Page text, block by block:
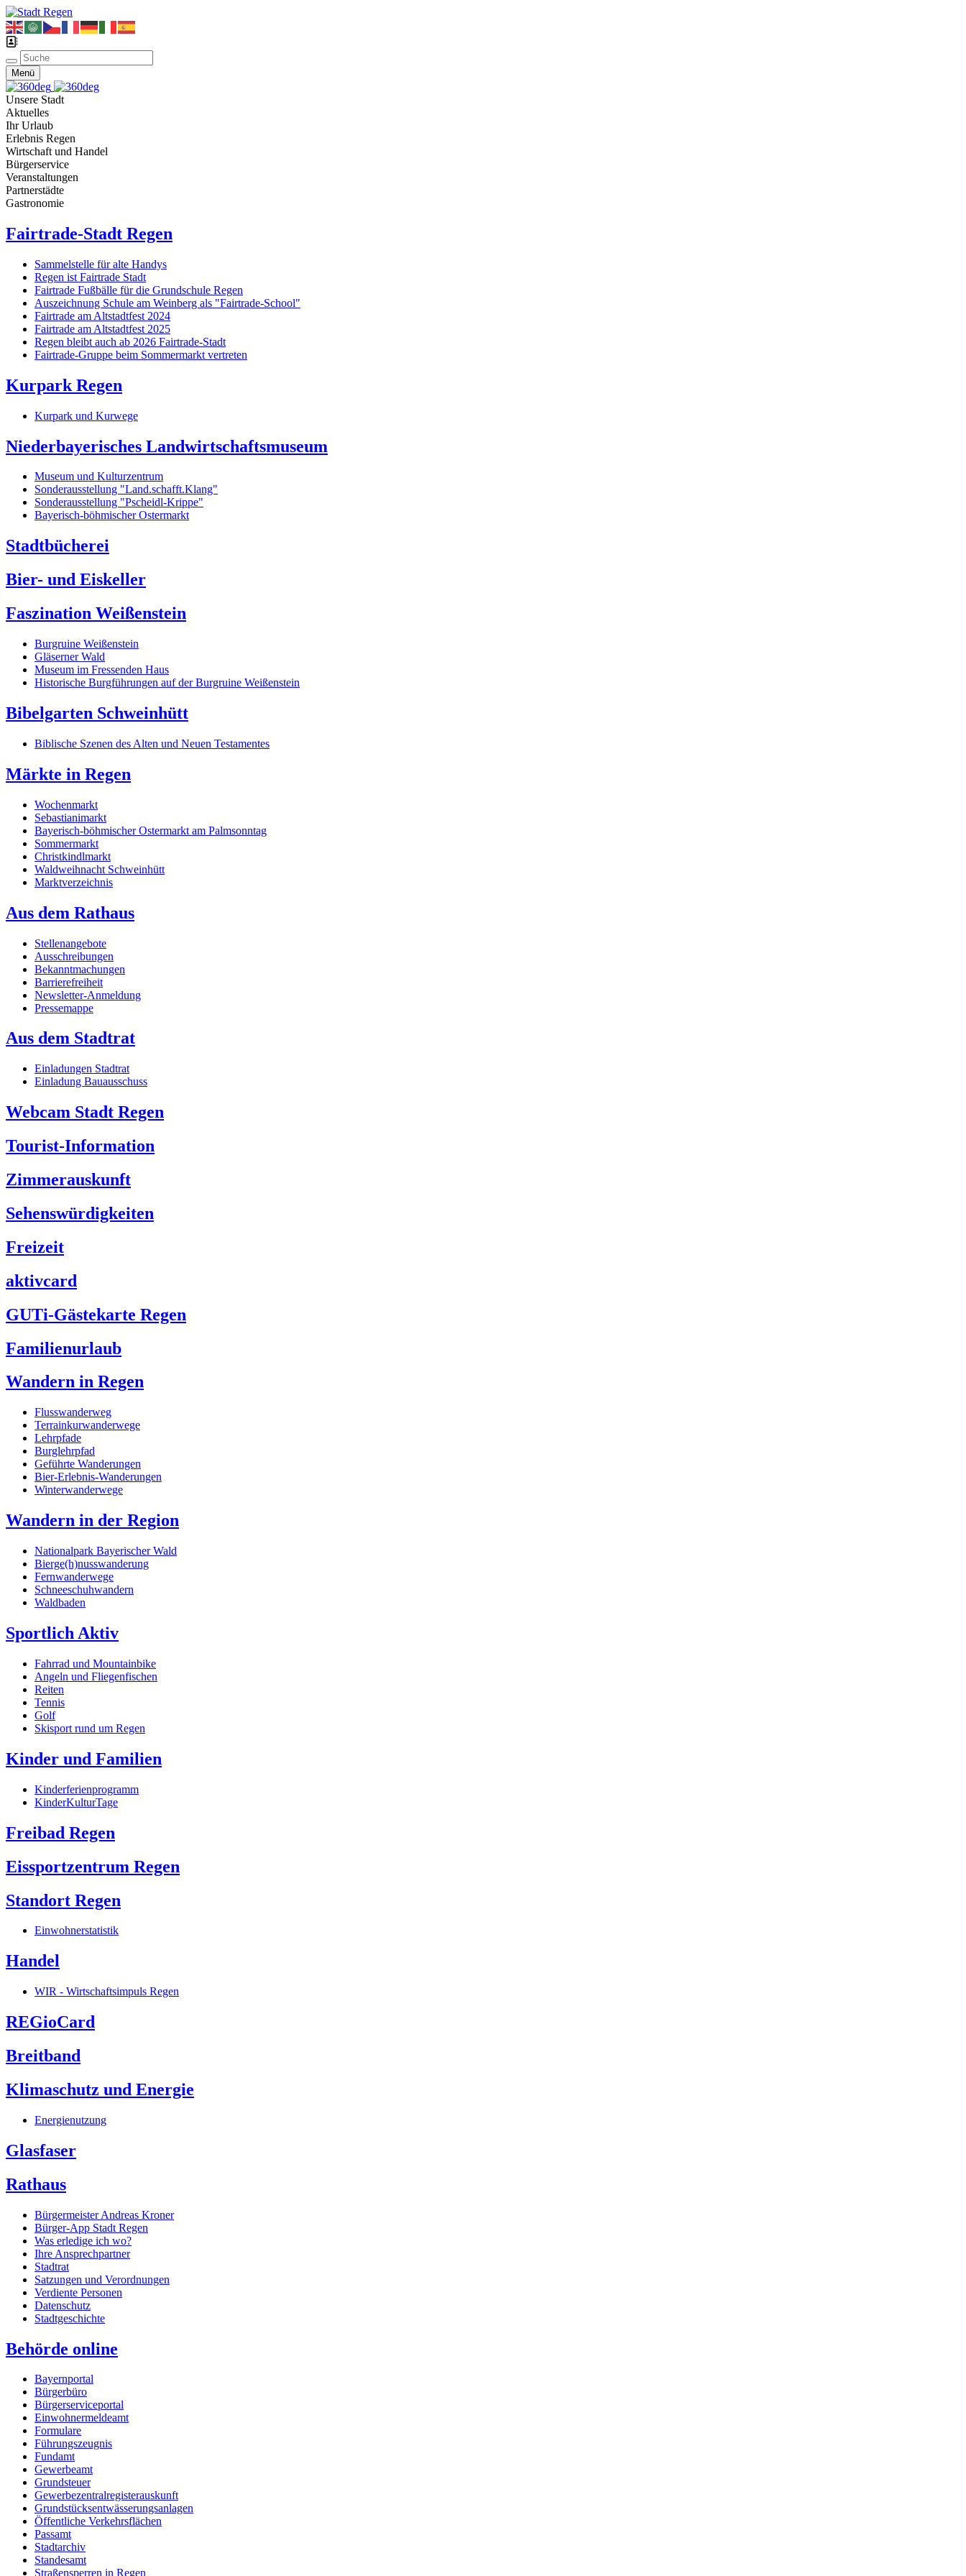
Menü
Unsere Stadt
Aktuelles
Ihr Urlaub
Erlebnis Regen
Wirtschaft und Handel
Bürgerservice
Veranstaltungen
Partnerstädte
Gastronomie
Fairtrade-Stadt Regen
Sammelstelle für alte Handys
Regen ist Fairtrade Stadt
Fairtrade Fußbälle für die Grundschule Regen
Auszeichnung Schule am Weinberg als "Fairtrade-School"
Fairtrade am Altstadtfest 2024
Fairtrade am Altstadtfest 2025
Regen bleibt auch ab 2026 Fairtrade-Stadt
Fairtrade-Gruppe beim Sommermarkt vertreten
Kurpark Regen
Kurpark und Kurwege
Niederbayerisches Landwirtschaftsmuseum
Museum und Kulturzentrum
Sonderausstellung "Land.schafft.Klang"
Sonderausstellung "Pscheidl-Krippe"
Bayerisch-böhmischer Ostermarkt
Stadtbücherei
Bier- und Eiskeller
Faszination Weißenstein
Burgruine Weißenstein
Gläserner Wald
Museum im Fressenden Haus
Historische Burgführungen auf der Burgruine Weißenstein
Bibelgarten Schweinhütt
Biblische Szenen des Alten und Neuen Testamentes
Märkte in Regen
Wochenmarkt
Sebastianimarkt
Bayerisch-böhmischer Ostermarkt am Palmsonntag
Sommermarkt
Christkindlmarkt
Waldweihnacht Schweinhütt
Marktverzeichnis
Aus dem Rathaus
Stellenangebote
Ausschreibungen
Bekanntmachungen
Barrierefreiheit
Newsletter-Anmeldung
Pressemappe
Aus dem Stadtrat
Einladungen Stadtrat
Einladung Bauausschuss
Webcam Stadt Regen
Tourist-Information
Zimmerauskunft
Sehenswürdigkeiten
Freizeit
aktivcard
GUTi-Gästekarte Regen
Familienurlaub
Wandern in Regen
Flusswanderweg
Terrainkurwanderwege
Lehrpfade
Burglehrpfad
Geführte Wanderungen
Bier-Erlebnis-Wanderungen
Winterwanderwege
Wandern in der Region
Nationalpark Bayerischer Wald
Bierge(h)nusswanderung
Fernwanderwege
Schneeschuhwandern
Waldbaden
Sportlich Aktiv
Fahrrad und Mountainbike
Angeln und Fliegenfischen
Reiten
Tennis
Golf
Skisport rund um Regen
Kinder und Familien
Kinderferienprogramm
KinderKulturTage
Freibad Regen
Eissportzentrum Regen
Standort Regen
Einwohnerstatistik
Handel
WIR - Wirtschaftsimpuls Regen
REGioCard
Breitband
Klimaschutz und Energie
Energienutzung
Glasfaser
Rathaus
Bürgermeister Andreas Kroner
Bürger-App Stadt Regen
Was erledige ich wo?
Ihre Ansprechpartner
Stadtrat
Satzungen und Verordnungen
Verdiente Personen
Datenschutz
Stadtgeschichte
Behörde online
Bayernportal
Bürgerbüro
Bürgerserviceportal
Einwohnermeldeamt
Formulare
Führungszeugnis
Fundamt
Gewerbeamt
Grundsteuer
Gewerbezentralregisterauskunft
Grundstücksentwässerungsanlagen
Öffentliche Verkehrsflächen
Passamt
Stadtarchiv
Standesamt
Straßensperren in Regen